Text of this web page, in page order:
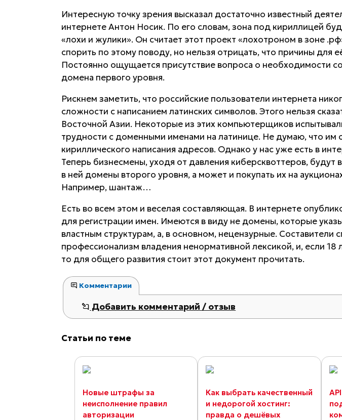
Интересную точку зрения высказал достаточно известный
интернете Антон Носик. По его словам, зона под кириллицей
«лохи и жулики». Он считает этот проект «лохотроном в зоне
спорить по этому поводу, но нельзя отрицать, что причины для
Постоянно ощущается присутствие вопроса о необходимости
домена первого уровня.
Рискнем заметить, что российские пользователи интернета
сложности с написанием латинских символов. Этого нельзя
Восточной Азии. Некоторые из этих компьютерщиков
трудности с доменными именами на латинице. Не думаю, что им
кириллического написания адресов. Однако у нас уже есть в
Теперь бизнесмены, уходя от давления киберсквоттеров, будут
в ней домены второго уровня, а может и покупать их на
Например, шантаж…
Есть во всем этом и веселая составляющая. В интернете
для регистрации имен. Имеются в виду не домены, которые
властным структурам, а, в основном, нецензурные. Составители
профессионализм владения ненормативной лексикой, и, если 18
то для общего развития стоит этот документ прочитать.
Комментарии
Добавить комментарий / отзыв
Статьи по теме
Новые штрафы за
неисполнение правил
авторизации
Как выбрать качественный
и недорогой хостинг:
правда о дешёвых